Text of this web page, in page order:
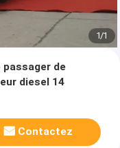
1/1
passager de
diesel 14
Contactez